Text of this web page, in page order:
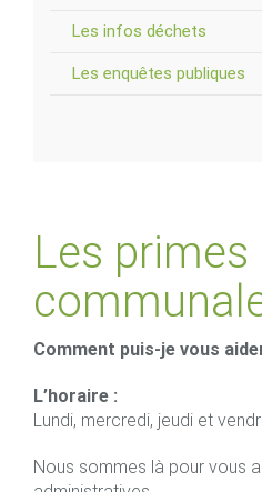
Les primes
Comment puis-je vous
L’horaire :
Lundi, mercredi, jeudi et
Nous sommes là pour vous
Les infos déchets
Les enquêtes publiques